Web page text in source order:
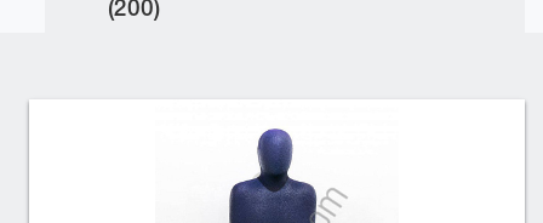
(200)